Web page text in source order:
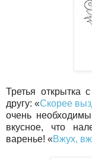
Третья открытка
другу: «Скорее
очень
вкусное, что
варенье! «Вжух,